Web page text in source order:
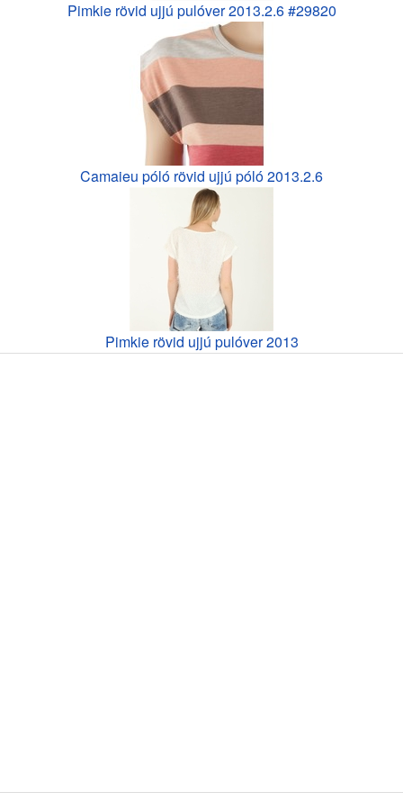
Pimkie rövid ujjú pulóver 2013.2.6 #29820
Camaieu póló rövid ujjú póló 2013.2.6
Pimkie rövid ujjú pulóver 2013